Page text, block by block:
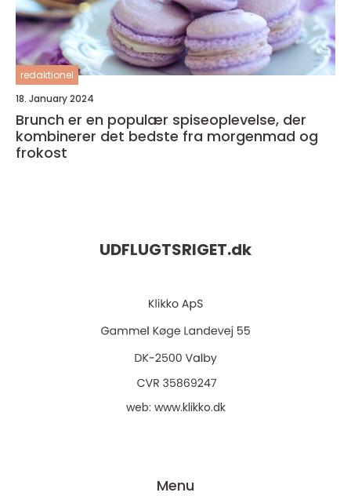
redaktionel
18. January 2024
Brunch er en populær spiseoplevelse, der
kombinerer det bedste fra morgenmad og
frokost
UDFLUGTSRIGET.dk
web: www.klikko.dk
Menu